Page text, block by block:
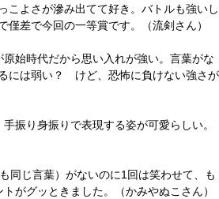
こよさが滲み出てて好き。バトルも強いし
僅差で今回の一等賞です。（流剣さん）
始時代だから思い入れが強い。言葉がな
には弱い？ けど、恐怖に負けない強さが
振り身振りで表現する姿が可愛らしい。
同じ言葉）がないのに1回は笑わせて、も
がグッときました。（かみやぬこさん）